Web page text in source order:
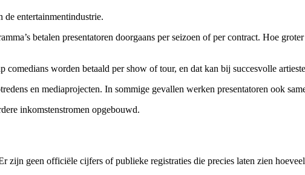
entertainmentindustrie.
betalen presentatoren doorgaans per seizoen of per contract. Hoe
comedians worden betaald per show of tour, en dat kan bij succesvolle
en mediaprojecten. In sommige gevallen werken presentatoren ook
inkomstenstromen opgebouwd.
zijn geen officiële cijfers of publieke registraties die precies laten zien